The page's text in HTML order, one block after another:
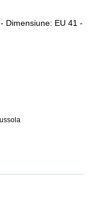
Dimensiune: EU 41 -